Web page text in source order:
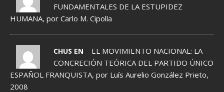
FUNDAMENTALES DE LA ESTUPIDEZ
HUMANA, por Carlo M. Cipolla
CHUS EN
EL MOVIMIENTO NACIONAL: LA
CONCRECIÓN TEÓRICA DEL PARTIDO ÚNICO
ESPAÑOL FRANQUISTA, por Luís Aurelio González Prieto,
2008